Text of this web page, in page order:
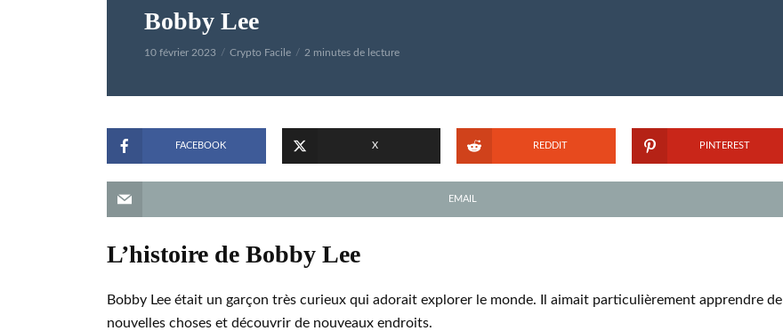
Bobby Lee
10 février 2023 Crypto Facile 2 minutes de lecture
FACEBOOK X REDDIT PINTEREST
EMAIL
L’histoire de Bobby Lee
Bobby Lee était un garçon très curieux qui adorait explorer le monde. Il aimait particulièrement apprendre de
nouvelles choses et découvrir de nouveaux endroits.